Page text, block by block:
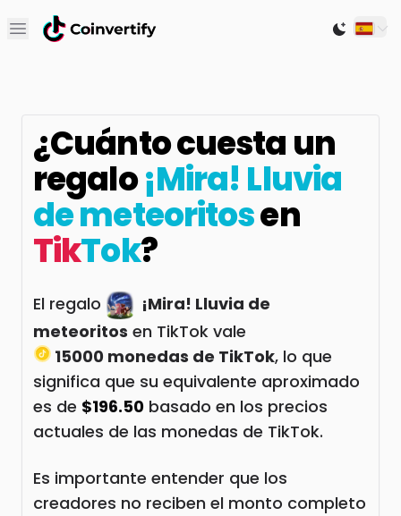
Open main menu Switch
¿Cuánto cuesta un
regalo¡Mira! Lluvia
de meteoritosen
TikTok?
El regalo
¡Mira! Lluvia de
meteoritos en TikTok vale
15000 monedas de TikTok, lo que
significa que su equivalente aproximado
es de $196.50 basado en los precios
actuales de las monedas de TikTok.
Es importante entender que los
creadores no reciben el monto completo